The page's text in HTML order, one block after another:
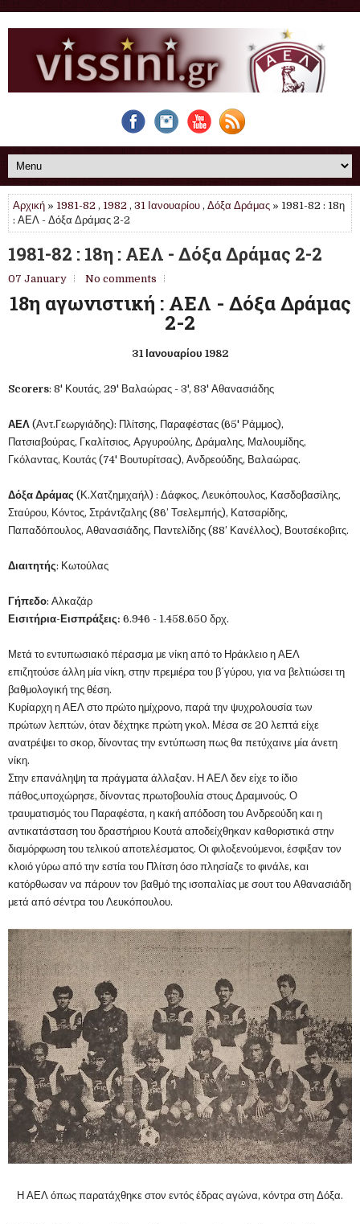
Αρχική » 1981-82 , 1982 , 31 Ιανουαρίου , Δόξα Δράμας » 1981-82 : 18η
: ΑΕΛ - Δόξα Δράμας 2-2
1981-82 : 18η : ΑΕΛ - Δόξα Δράμας 2-2
07 January No comments
18η αγωνιστική : ΑΕΛ - Δόξα Δράμας
2-2
31 Ιανουαρίου 1982
Scorers: 8' Κουτάς, 29' Βαλαώρας - 3', 83' Αθανασιάδης
ΑΕΛ (Αντ.Γεωργιάδης): Πλίτσης, Παραφέστας (65' Ράμμος),
Πατσιαβούρας, Γκαλίτσιος, Αργυρούλης, Δράμαλης, Μαλουμίδης,
Γκόλαντας, Κουτάς (74' Βουτυρίτσας), Ανδρεούδης, Βαλαώρας.
Δόξα Δράμας (Κ.Χατζημιχαήλ) : Δάφκος, Λευκόπουλος, Κασδοβασίλης,
Σταύρου, Κόντος, Στράντζαλης (86’ Τσελεμπής), Κατσαρίδης,
Παπαδόπουλος, Αθανασιάδης, Παντελίδης (88’ Κανέλλος), Βουτσέκοβιτς.
Διαιτητής: Κωτούλας
Γήπεδο: Αλκαζάρ
Εισιτήρια-Εισπράξεις: 6.946 - 1.458.650 δρχ.
Μετά το εντυπωσιακό πέρασμα με νίκη από το Ηράκλειο η ΑΕΛ
επιζητούσε άλλη μία νίκη, στην πρεμιέρα του β΄γύρου, για να βελτιώσει τη
βαθμολογική της θέση.
Κυρίαρχη η ΑΕΛ στο πρώτο ημίχρονο, παρά την ψυχρολουσία των
πρώτων λεπτών, όταν δέχτηκε πρώτη γκολ. Μέσα σε 20 λεπτά είχε
ανατρέψει το σκορ, δίνοντας την εντύπωση πως θα πετύχαινε μία άνετη
νίκη.
Στην επανάληψη τα πράγματα άλλαξαν. Η ΑΕΛ δεν είχε το ίδιο
πάθος,υποχώρησε, δίνοντας πρωτοβουλία στους Δραμινούς. Ο
τραυματισμός του Παραφέστα, η κακή απόδοση του Ανδρεούδη και η
αντικατάσταση του δραστήριου Κουτά αποδείχθηκαν καθοριστικά στην
διαμόρφωση του τελικού αποτελέσματος. Οι φιλοξενούμενοι, έσφιξαν τον
κλοιό γύρω από την εστία του Πλίτση όσο πλησίαζε το φινάλε, και
κατόρθωσαν να πάρουν τον βαθμό της ισοπαλίας με σουτ του Αθανασιάδη
μετά από σέντρα του Λευκόπουλου.
Η ΑΕΛ όπως παρατάχθηκε στον εντός έδρας αγώνα, κόντρα στη Δόξα.